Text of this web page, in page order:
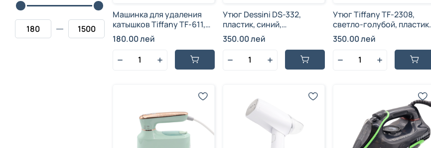
Машинка для удаления
катышков Tiffany TF-611,
синий, пластик и
нержавеющая сталь, 3 Вт
180.00 лей
Утюг Dessini DS-332,
пластик, синий,
антипригарное покрытие,
2600 Вт
350.00 лей
Утюг Tiffany TF-2308,
светло-голубой, пластик,
антипригарное покрытие,
2000 Вт, 228 мл.
350.00 лей